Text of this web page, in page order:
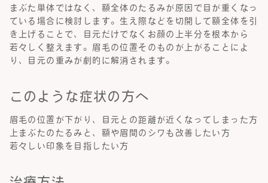
まぶた単体ではなく、額全体のたるみが原因で目が重くなっ
ている場合に検討します。生え際などを切開して額全体を引
き上げることで、目元だけでなくお顔の上半分を根本から
若々しく整えます。眉毛の位置そのものが上がることによ
り、目元の重みが劇的に解消されます。
このような症状の方へ
眉毛の位置が下がり、目元との距離が近くなってしまった方
上まぶたのたるみと、額や眉間のシワも改善したい方
若々しい印象を目指したい方